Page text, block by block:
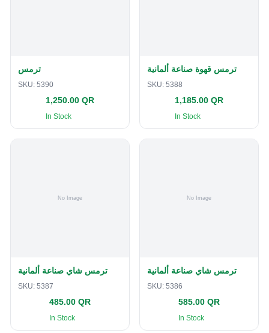
ترمس
SKU: 5390
1,250.00 QR
In Stock
ترمس قهوة صناعة ألمانية
SKU: 5388
1,185.00 QR
In Stock
ترمس شاي صناعة ألمانية
SKU: 5387
485.00 QR
In Stock
ترمس شاي صناعة ألمانية
SKU: 5386
585.00 QR
In Stock